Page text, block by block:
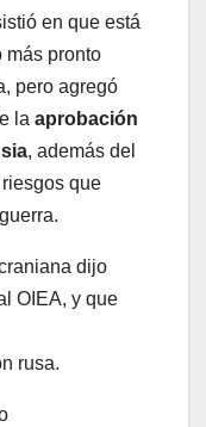
en que está
más pronto
pero agregó
la aprobación
, además del
que
dijo
OIEA, y que
rusa.